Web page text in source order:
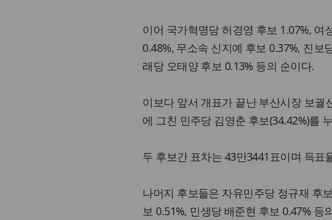
이어 국가혁명당 허경영 후보 1.07%, 여
0.48%, 무소속 신지예 후보 0.37%, 진보
래당 오태양 후보 0.13% 등의 순이다.
이보다 앞서 개표가 끝난 부산시장 보궐
에 그친 민주당 김영춘 후보(34.42%)를
두 후보간 표차는 43만3441표이며 득표
나머지 후보들은 자유민주당 정규재 후
보 0.51%, 민생당 배준현 후보 0.47% 등